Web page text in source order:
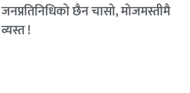
जनप्रतिनिधिको छैन चासो, मोजमस्तीमै
व्यस्त !